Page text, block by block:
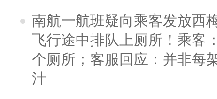
南航一航班疑向乘客发放西
飞行途中排队上厕所！乘客
个厕所；客服回应：并非每
汁